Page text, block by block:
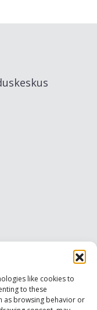
like cookies to
to these
as browsing behavior or